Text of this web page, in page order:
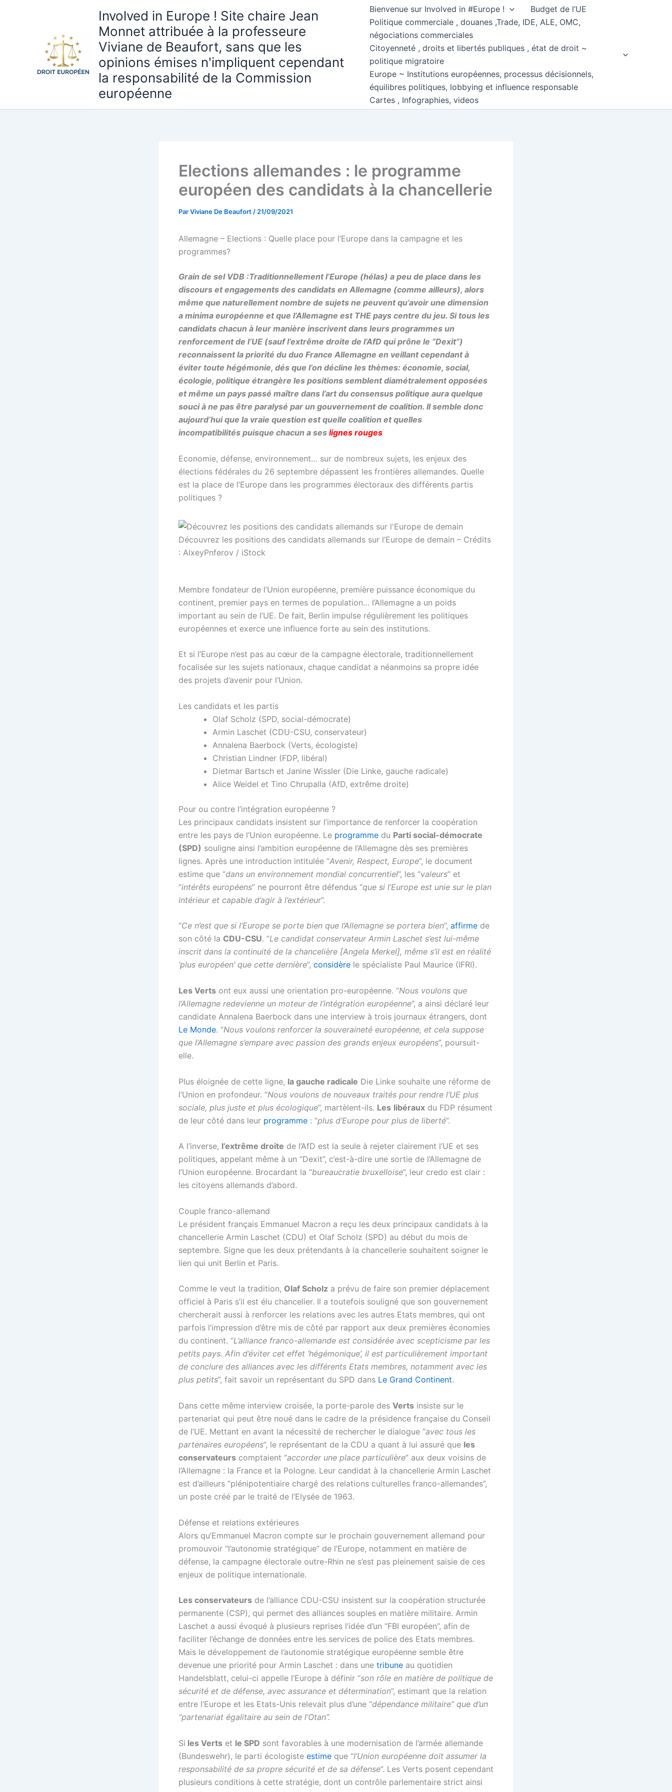
Involved in Europe ! Site chaire Jean
Monnet attribuée à la professeure
Viviane de Beaufort, sans que les
opinions émises n'impliquent cependant
la responsabilité de la Commission
européenne
Bienvenue sur Involved in #Europe !
Budget de l’UE
Politique commerciale , douanes ,Trade, IDE, ALE, OMC,
négociations commerciales
Citoyenneté , droits et libertés publiques , état de droit ~
politique migratoire
Europe ~ Institutions européennes, processus décisionnels,
équilibres politiques, lobbying et influence responsable
Cartes , Infographies, videos
Elections allemandes : le programme
européen des candidats à la chancellerie
ParViviane De Beaufort / 21/09/2021
Allemagne – Elections : Quelle place pour l’Europe dans la campagne et les
programmes?
Grain de sel VDB :Traditionnellement l’Europe (hélas) a peu de place dans les
discours et engagements des candidats en Allemagne (comme ailleurs), alors
même que naturellement nombre de sujets ne peuvent qu’avoir une dimension
a minima européenne et que l’Allemagne est THE pays centre du jeu. Si tous les
candidats chacun à leur manière inscrivent dans leurs programmes un
renforcement de l’UE (sauf l’extrême droite de l’AfD qui prône le “Dexit”)
reconnaissent la priorité du duo France Allemagne en veillant cependant à
éviter toute hégémonie, dés que l’on décline les thèmes: économie, social,
écologie, politique étrangère les positions semblent diamétralement opposées
et même un pays passé maître dans l’art du consensus politique aura quelque
souci à ne pas être paralysé par un gouvernement de coalition. Il semble donc
aujourd’hui que la vraie question est quelle coalition et quelles
incompatibilités puisque chacun a ses lignes rouges
Economie, défense, environnement… sur de nombreux sujets, les enjeux des
élections fédérales du 26 septembre dépassent les frontières allemandes. Quelle
est la place de l’Europe dans les programmes électoraux des différents partis
politiques ?
Découvrez les positions des candidats allemands sur l’Europe de demain – Crédits
: AlxeyPnferov / iStock
Membre fondateur de l’Union européenne, première puissance économique du
continent, premier pays en termes de population… l’Allemagne a un poids
important au sein de l’UE. De fait, Berlin impulse régulièrement les politiques
européennes et exerce une influence forte au sein des institutions.
Et si l’Europe n’est pas au cœur de la campagne électorale, traditionnellement
focalisée sur les sujets nationaux, chaque candidat a néanmoins sa propre idée
des projets d’avenir pour l’Union.
Les candidats et les partis
Olaf Scholz (SPD, social-démocrate)
Armin Laschet (CDU-CSU, conservateur)
Annalena Baerbock (Verts, écologiste)
Christian Lindner (FDP, libéral)
Dietmar Bartsch et Janine Wissler (Die Linke, gauche radicale)
Alice Weidel et Tino Chrupalla (AfD, extrême droite)
Pour ou contre l’intégration européenne ?
Les principaux candidats insistent sur l’importance de renforcer la coopération
entre les pays de l’Union européenne. Le programme du Parti social-démocrate
(SPD) souligne ainsi l’ambition européenne de l’Allemagne dès ses premières
lignes. Après une introduction intitulée “Avenir, Respect, Europe”, le document
estime que “dans un environnement mondial concurrentiel”, les “valeurs” et
“intérêts européens” ne pourront être défendus “que si l’Europe est unie sur le plan
intérieur et capable d’agir à l’extérieur”.
“Ce n’est que si l’Europe se porte bien que l’Allemagne se portera bien”, affirme de
son côté la CDU-CSU. “Le candidat conservateur Armin Laschet s’est lui-même
inscrit dans la continuité de la chancelière [Angela Merkel], même s’il est en réalité
‘plus européen’ que cette dernière”, considère le spécialiste Paul Maurice (IFRI).
Les Verts ont eux aussi une orientation pro-européenne. “Nous voulons que
l’Allemagne redevienne un moteur de l’intégration européenne”, a ainsi déclaré leur
candidate Annalena Baerbock dans une interview à trois journaux étrangers, dont
Le Monde. “Nous voulons renforcer la souveraineté européenne, et cela suppose
que l’Allemagne s’empare avec passion des grands enjeux européens”, poursuit-
elle.
Plus éloignée de cette ligne, la gauche radicale Die Linke souhaite une réforme de
l’Union en profondeur. “Nous voulons de nouveaux traités pour rendre l’UE plus
sociale, plus juste et plus écologique”, martèlent-ils. Les libéraux du FDP résument
de leur côté dans leur programme : “plus d’Europe pour plus de liberté”.
A l’inverse, l’extrême droite de l’AfD est la seule à rejeter clairement l’UE et ses
politiques, appelant même à un “Dexit”, c’est-à-dire une sortie de l’Allemagne de
l’Union européenne. Brocardant la “bureaucratie bruxelloise”, leur credo est clair :
les citoyens allemands d’abord.
Couple franco-allemand
Le président français Emmanuel Macron a reçu les deux principaux candidats à la
chancellerie Armin Laschet (CDU) et Olaf Scholz (SPD) au début du mois de
septembre. Signe que les deux prétendants à la chancellerie souhaitent soigner le
lien qui unit Berlin et Paris.
Comme le veut la tradition, Olaf Scholz a prévu de faire son premier déplacement
officiel à Paris s’il est élu chancelier. Il a toutefois souligné que son gouvernement
chercherait aussi à renforcer les relations avec les autres Etats membres, qui ont
parfois l’impression d’être mis de côté par rapport aux deux premières économies
du continent. “L’alliance franco-allemande est considérée avec scepticisme par les
petits pays. Afin d’éviter cet effet ‘hégémonique’, il est particulièrement important
de conclure des alliances avec les différents Etats membres, notamment avec les
plus petits”, fait savoir un représentant du SPD dans Le Grand Continent.
Dans cette même interview croisée, la porte-parole des Verts insiste sur le
partenariat qui peut être noué dans le cadre de la présidence française du Conseil
de l’UE. Mettant en avant la nécessité de rechercher le dialogue “avec tous les
partenaires européens”, le représentant de la CDU a quant à lui assuré que les
conservateurs comptaient “accorder une place particulière” aux deux voisins de
l’Allemagne : la France et la Pologne. Leur candidat à la chancellerie Armin Laschet
est d’ailleurs “plénipotentiaire chargé des relations culturelles franco-allemandes”,
un poste créé par le traité de l’Elysée de 1963.
Défense et relations extérieures
Alors qu’Emmanuel Macron compte sur le prochain gouvernement allemand pour
promouvoir “l’autonomie stratégique” de l’Europe, notamment en matière de
défense, la campagne électorale outre-Rhin ne s’est pas pleinement saisie de ces
enjeux de politique internationale.
Les conservateurs de l’alliance CDU-CSU insistent sur la coopération structurée
permanente (CSP), qui permet des alliances souples en matière militaire. Armin
Laschet a aussi évoqué à plusieurs reprises l’idée d’un “FBI européen”, afin de
faciliter l’échange de données entre les services de police des Etats membres.
Mais le développement de l’autonomie stratégique européenne semble être
devenue une priorité pour Armin Laschet : dans une tribune au quotidien
Handelsblatt, celui-ci appelle l’Europe à définir “son rôle en matière de politique de
sécurité et de défense, avec assurance et détermination”, estimant que la relation
entre l’Europe et les Etats-Unis relevait plus d’une “dépendance militaire” que d’un
“partenariat égalitaire au sein de l’Otan”.
Si les Verts et le SPD sont favorables à une modernisation de l’armée allemande
(Bundeswehr), le parti écologiste estime que “l’Union européenne doit assumer la
responsabilité de sa propre sécurité et de sa défense”. Les Verts posent cependant
plusieurs conditions à cette stratégie, dont un contrôle parlementaire strict ainsi